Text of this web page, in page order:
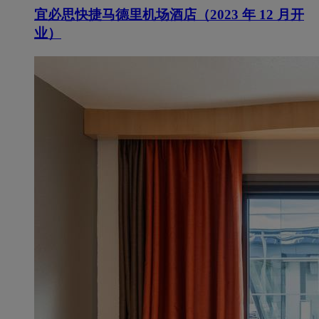
宜必思快捷马德里机场酒店（2023 年 12 月开
业）